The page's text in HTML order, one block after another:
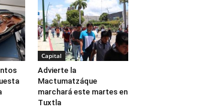
Capital
Advierte la
Mactumatzáque
marchará este martes en
Tuxtla